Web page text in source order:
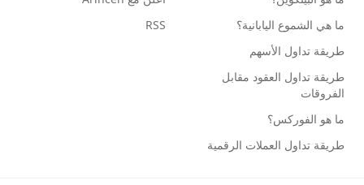
ما هي الشموع اليابانية؟
طريقة تداول الأسهم
طريقة تداول العقود مقابل
الفروقات
ما هو الفوركس؟
طريقة تداول العملات الرقمية
RSS